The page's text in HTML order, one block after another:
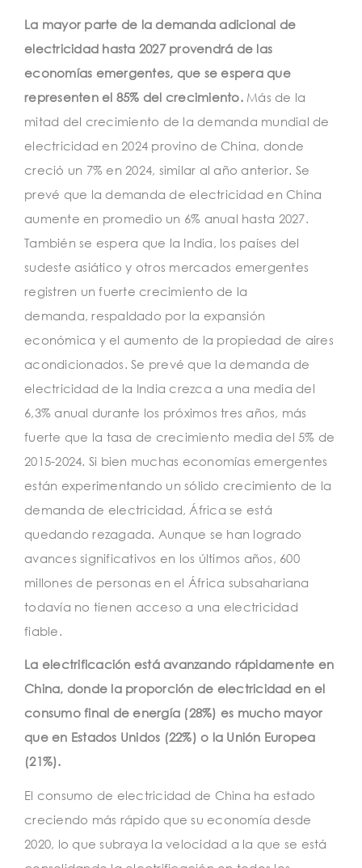
La mayor parte de la demanda adicional de
electricidad hasta 2027 provendrá de las
economías emergentes, que se espera que
representen el 85% del crecimiento.Más de la
mitad del crecimiento de la demanda mundial de
electricidad en 2024 provino de China, donde
creció un 7% en 2024, similar al año anterior. Se
prevé que la demanda de electricidad en China
aumente en promedio un 6% anual hasta 2027.
También se espera que la India, los países del
sudeste asiático y otros mercados emergentes
registren un fuerte crecimiento de la
demanda, respaldado por la expansión
económica y el aumento de la propiedad de aires
acondicionados. Se prevé que la demanda de
electricidad de la India crezca a una media del
6,3% anual durante los próximos tres años, más
fuerte que la tasa de crecimiento media del 5% de
2015-2024. Si bien muchas economías emergentes
están experimentando un sólido crecimiento de la
demanda de electricidad, África se está
quedando rezagada. Aunque se han logrado
avances significativos en los últimos años, 600
millones de personas en el África subsahariana
todavía no tienen acceso a una electricidad
fiable.
La electrificación está avanzando rápidamente en
China, donde la proporción de electricidad en el
consumo final de energía (28%) es mucho mayor
que en Estados Unidos (22%) o la Unión Europea
(21%).
El consumo de electricidad de China ha estado
creciendo más rápido que su economía desde
2020, lo que subraya la velocidad a la que se está